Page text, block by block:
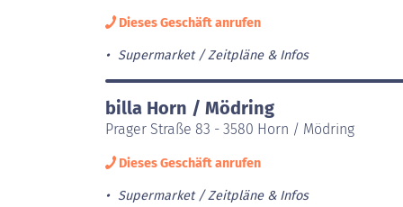
Dieses Geschäft anrufen
Supermarket Zeitpläne & Infos
billa Horn / Mödring
Prager Straße 83 - 3580 Horn / Mödring
Dieses Geschäft anrufen
Supermarket Zeitpläne & Infos